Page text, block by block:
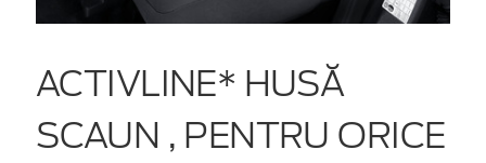
ACTIVLINE* HUSĂ
SCAUN , PENTRU ORICE